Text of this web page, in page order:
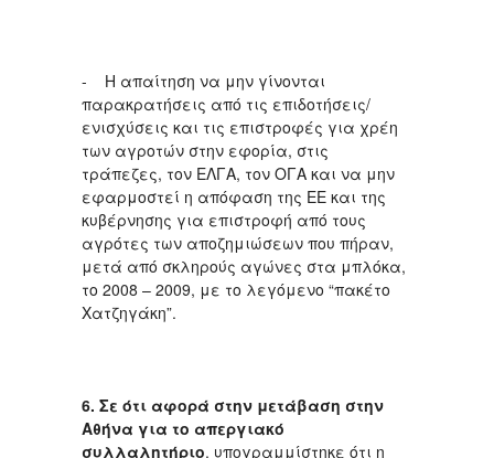
- Η απαίτηση να μην γίνονται
παρακρατήσεις από τις επιδοτήσεις/
ενισχύσεις και τις επιστροφές για χρέη
των αγροτών στην εφορία, στις
τράπεζες, τον ΕΛΓΑ, τον ΟΓΑ και να μην
εφαρμοστεί η απόφαση της ΕΕ και της
κυβέρνησης για επιστροφή από τους
αγρότες των αποζημιώσεων που πήραν,
μετά από σκληρούς αγώνες στα μπλόκα,
το 2008 – 2009, με το λεγόμενο “πακέτο
Χατζηγάκη”.
6. Σε ότι αφορά στην μετάβαση στην
Αθήνα για το απεργιακό
συλλαλητήριο, υπογραμμίστηκε ότι η